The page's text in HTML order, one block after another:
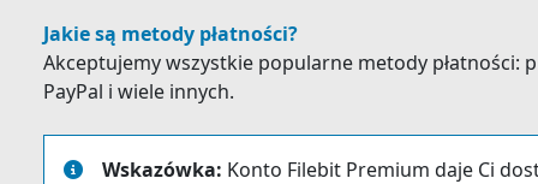
Jakie są metody płatności?
Akceptujemy wszystkie popularne metody płatności:
PayPal i wiele innych.
Wskazówka: Konto Filebit Premium daje Ci